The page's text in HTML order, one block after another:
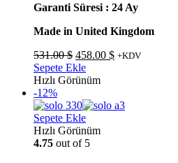
Garanti Süresi : 24 Ay
Made in United Kingdom
531.00$ Orijinal
fiyat:
531.00 $.
458.00 $Şu
+KDV
Sepete Ekle
Hızlı Görünüm
-12%
Sepete Ekle
Hızlı Görünüm
4.75 out of 5